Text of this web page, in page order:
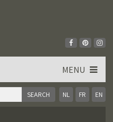
NL FR EN
MENU